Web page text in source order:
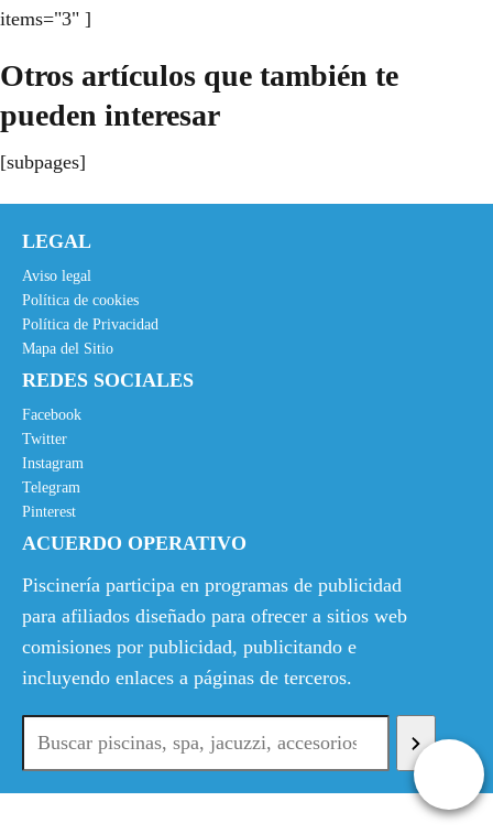
items="3" ]
Otros artículos que también te
pueden interesar
[subpages]
LEGAL
Aviso legal
Política de cookies
Política de Privacidad
Mapa del Sitio
REDES SOCIALES
Facebook
Twitter
Instagram
Telegram
Pinterest
ACUERDO OPERATIVO
Piscinería participa en programas de publicidad
para afiliados diseñado para ofrecer a sitios web
comisiones por publicidad, publicitando e
incluyendo enlaces a páginas de terceros.